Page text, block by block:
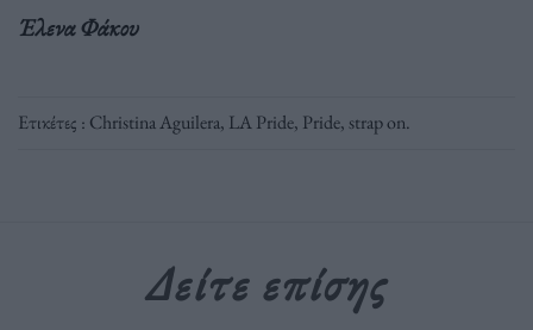
Έλενα Φάκου
Ετικέτες : Christina Aguilera, LA Pride, Pride, strap on.
Δείτε επίσης